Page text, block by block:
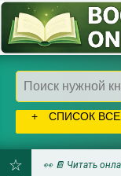
СПИСОК
👀 📔 Читать